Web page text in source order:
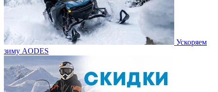
Ускоряем
зиму AODES